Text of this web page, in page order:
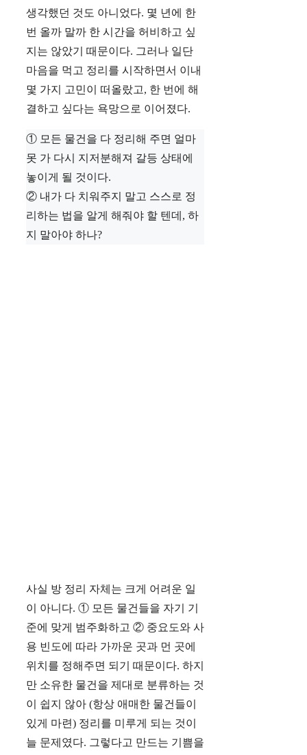
생각했던 것도 아니었다. 몇 년에 한
번 올까 말까 한 시간을 허비하고 싶
지는 않았기 때문이다. 그러나 일단
마음을 먹고 정리를 시작하면서 이내
몇 가지 고민이 떠올랐고, 한 번에 해
결하고 싶다는 욕망으로 이어졌다.
① 모든 물건을 다 정리해 주면 얼마
못 가 다시 지저분해져 갈등 상태에
놓이게 될 것이다.
② 내가 다 치워주지 말고 스스로 정
리하는 법을 알게 해줘야 할 텐데, 하
지 말아야 하나?
사실 방 정리 자체는 크게 어려운 일
이 아니다. ① 모든 물건들을 자기 기
준에 맞게 범주화하고 ② 중요도와 사
용 빈도에 따라 가까운 곳과 먼 곳에
위치를 정해주면 되기 때문이다. 하지
만 소유한 물건을 제대로 분류하는 것
이 쉽지 않아 (항상 애매한 물건들이
있게 마련) 정리를 미루게 되는 것이
늘 문제였다. 그렇다고 만드는 기쁨을